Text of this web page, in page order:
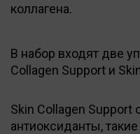
коллагена.
В набор входят две
Collagen Support и
Skin Collagen Support
антиоксиданты,